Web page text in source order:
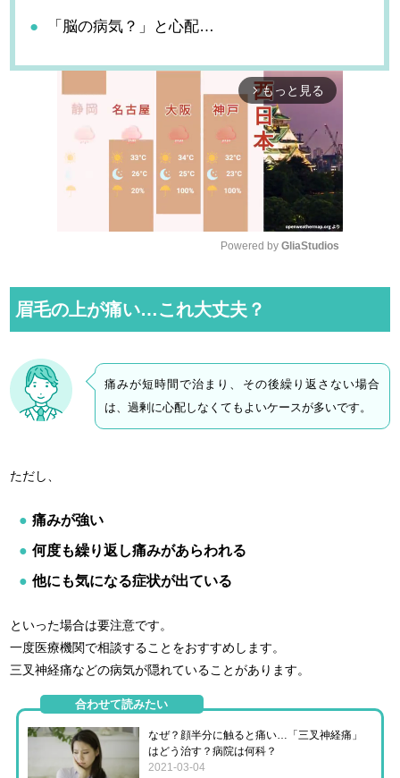
「脳の病気？」と心配…
arrow_forward_ios もっと見る
e
Powered by GliaStudios
眉毛の上が痛い…これ大丈夫？
痛みが短時間で治まり、その後繰り返さない場合
は、過剰に心配しなくてもよいケースが多いです。
ただし、
痛みが強い
何度も繰り返し痛みがあらわれる
他にも気になる症状が出ている
といった場合は要注意です。
一度医療機関で相談することをおすすめします。
三叉神経痛などの病気が隠れていることがあります。
合わせて読みたい
なぜ？顔半分に触ると痛い…「三叉神経痛」
はどう治す？病院は何科？
2021-03-04